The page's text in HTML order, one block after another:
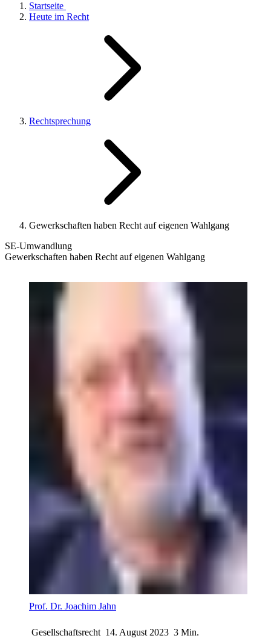
Startseite
Heute im Recht
Rechtsprechung
Gewerkschaften haben Recht auf eigenen Wahlgang
SE-Umwandlung
Gewerkschaften haben Recht auf eigenen Wahlgang
Prof. Dr. Joachim Jahn
Gesellschaftsrecht 14. August 2023 3 Min.